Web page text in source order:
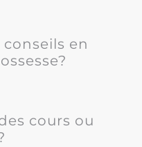
en
cours ou